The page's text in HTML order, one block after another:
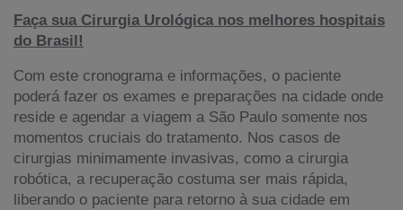
Faça sua Cirurgia Urológica nos melhores hospitais
do Brasil!
Com este cronograma e informações, o paciente
poderá fazer os exames e preparações na cidade onde
reside e agendar a viagem a São Paulo somente nos
momentos cruciais do tratamento. Nos casos de
cirurgias minimamente invasivas, como a cirurgia
robótica, a recuperação costuma ser mais rápida,
liberando o paciente para retorno à sua cidade em